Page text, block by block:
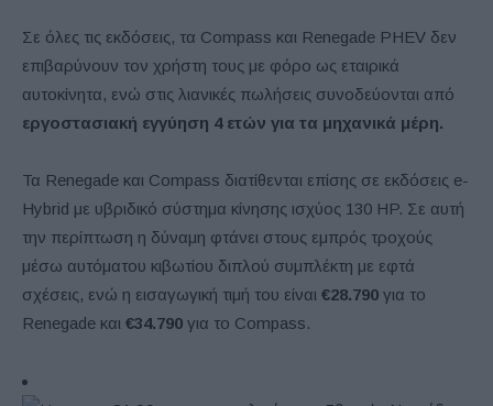
Σε όλες τις εκδόσεις, τα Compass και Renegade PHEV δεν
επιβαρύνουν τον χρήστη τους με φόρο ως εταιρικά
αυτοκίνητα, ενώ στις λιανικές πωλήσεις συνοδεύονται από
εργοστασιακή εγγύηση 4 ετών για τα μηχανικά μέρη.
Τα Renegade και Compass διατίθενται επίσης σε εκδόσεις e-
Hybrid με υβριδικό σύστημα κίνησης ισχύος 130 HP. Σε αυτή
την περίπτωση η δύναμη φτάνει στους εμπρός τροχούς
μέσω αυτόματου κιβωτίου διπλού συμπλέκτη με εφτά
σχέσεις, ενώ η εισαγωγική τιμή του είναι €28.790 για το
Renegade και €34.790 για το Compass.